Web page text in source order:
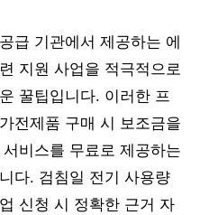
급 기관에서 제공하는 에
지원 사업을 적극적으로
꿀팁입니다. 이러한 프
전제품 구매 시 보조금을
비스를 무료로 제공하는
다. 검침일 전기 사용량
신청 시 정확한 근거 자